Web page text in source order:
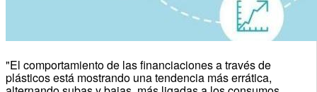
"El comportamiento de las financiaciones a través de
plásticos está mostrando una tendencia más errática,